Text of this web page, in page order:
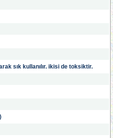
sık kullanılır. ikisi de toksiktir.